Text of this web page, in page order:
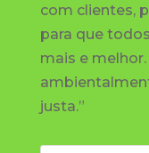
com clientes,
para que
mais e
justa.”